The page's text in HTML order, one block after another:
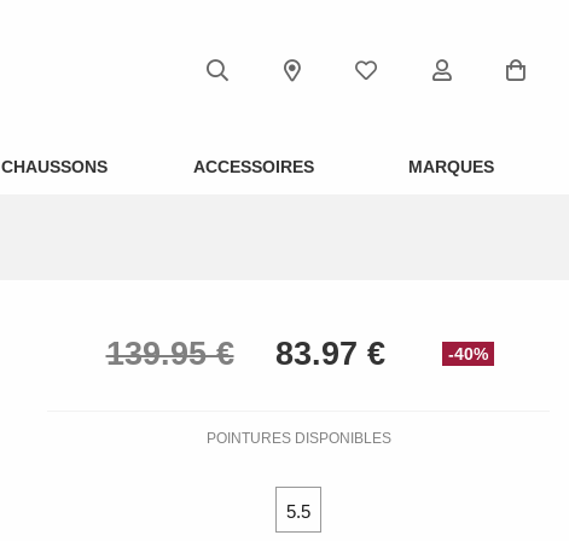
CHAUSSONS ACCESSOIRES MARQUES
-40%
POINTURES DISPONIBLES
5.5